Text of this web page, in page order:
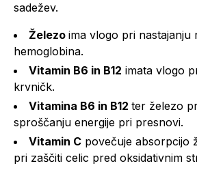
sadežev.
Železo ima vlogo pri nastajanju
hemoglobina.
Vitamin B6 in B12 imata vlogo
krvničk.
Vitamina B6 in B12 ter železo
sproščanju energije pri presnovi.
Vitamin C povečuje absorpcijo
pri zaščiti celic pred oksidativnim